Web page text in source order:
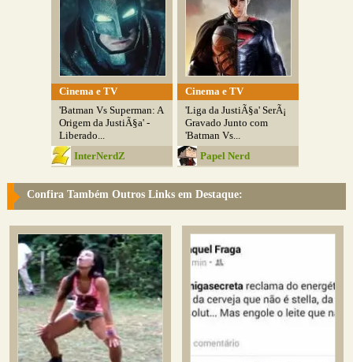
Cinema e TV
'Batman Vs Superman: A
Origem da JustiÃ§a' -
Liberado...
InterNerdZ
Cinema e TV
'Liga da JustiÃ§a' SerÃ¡
Gravado Junto com
'Batman Vs...
Papel Nerd
Confira Também Outros Links em Destaque: